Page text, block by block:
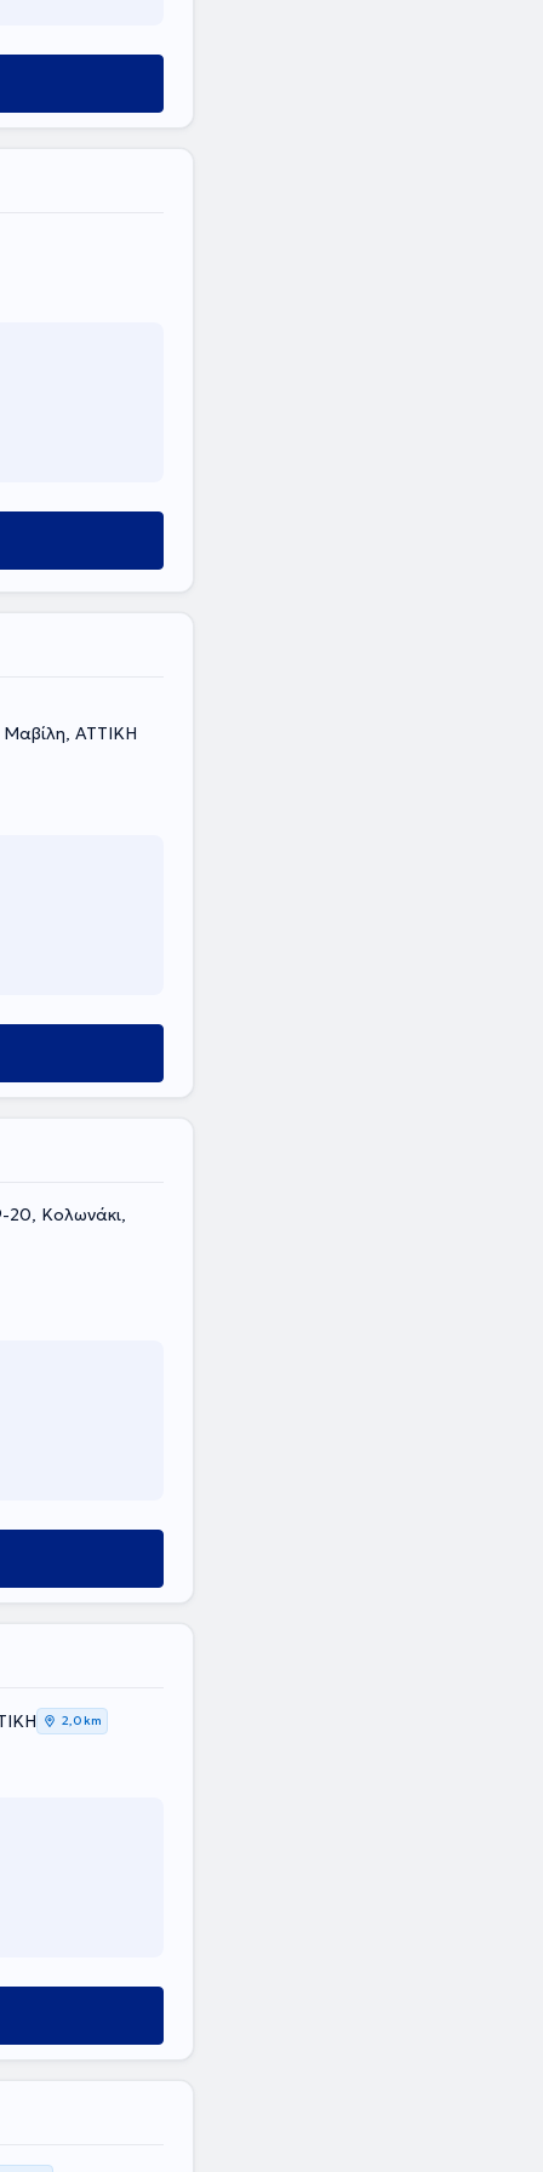
Μαβίλη, ΑΤΤΙΚΗ
20, Κολωνάκι,
2,0 km